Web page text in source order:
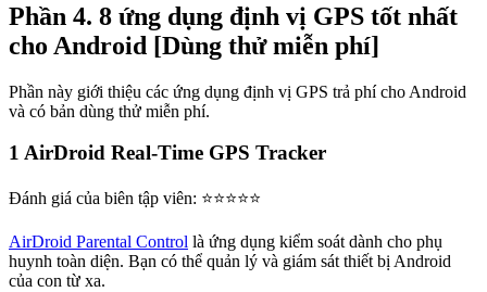
Phần 4. 8 ứng dụng định vị GPS tốt nhất
cho Android [Dùng thử miễn phí]
Phần này giới thiệu các ứng dụng định vị GPS trả phí cho Android
và có bản dùng thử miễn phí.
1 AirDroid Real-Time GPS Tracker
Đánh giá của biên tập viên: ⭐⭐⭐⭐⭐
AirDroid Parental Control là ứng dụng kiểm soát dành cho phụ
huynh toàn diện. Bạn có thể quản lý và giám sát thiết bị Android
của con từ xa.